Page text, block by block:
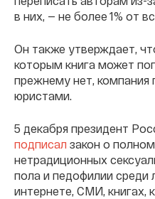
в них, — не более 1% от
Он также утверждает,
которым книга может
прежнему нет, компания
юристами.
5 декабря президент
подписал закон о
нетрадиционных
пола и педофилии среди
интернете, СМИ, книгах,